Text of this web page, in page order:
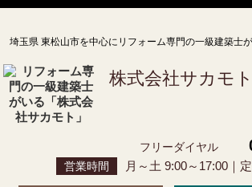
埼玉県 東松山市を中心にリフォーム専門の一級建築士が
株式会社サカモト
フリーダイヤル
営業時間 月～土 9:00～17:00｜